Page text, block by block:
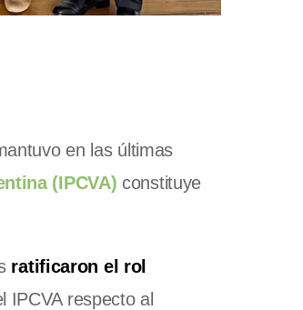
en las últimas
(IPCVA) constituye
ratificaron el rol
IPCVA respecto al